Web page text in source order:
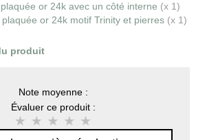
or 24k avec un côté interne (x 1)
or 24k motif Trinity et pierres (x 1)
produit
Note moyenne :
Évaluer ce produit :